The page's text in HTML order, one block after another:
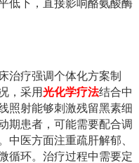
低下，直接影响酪氨酸酶
治疗强调个体化方案制
，采用光化学疗法结合中
照射能够刺激残留黑素细
期患者，可能需要配合调
中医方面注重疏肝解郁、
循环。治疗过程中需要定